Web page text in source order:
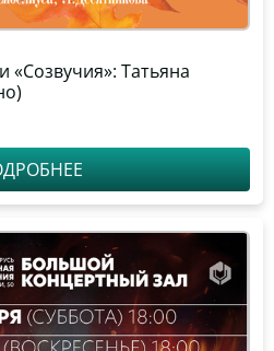
«Созвучия»: Татьяна